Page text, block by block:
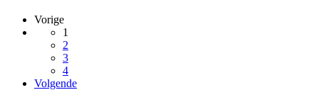
Vorige
1
2
3
4
Volgende